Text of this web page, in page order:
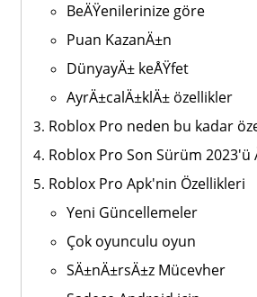
BeÄŸenilerinize göre
Puan KazanÄ±n
DünyayÄ± keÅŸfet
AyrÄ±calÄ±klÄ± özellikler
Roblox Pro neden bu kadar
Roblox Pro Son Sürüm 2023'ü
Roblox Pro Apk'nin Özellikleri
Yeni Güncellemeler
Çok oyunculu oyun
SÄ±nÄ±rsÄ±z Mücevher